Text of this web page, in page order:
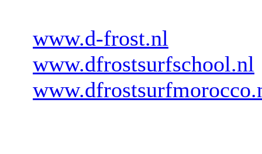
www.d-frost.nl
www.dfrostsurfschool.nl